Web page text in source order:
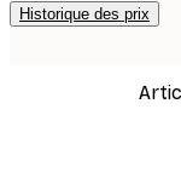
Historique des prix